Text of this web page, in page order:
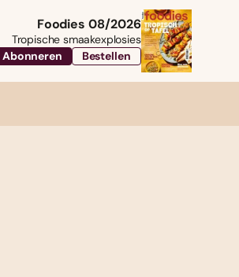
Foodies 08/2026
Tropische smaakexplosies
Abonneren
Bestellen